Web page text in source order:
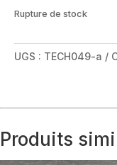
Rupture de stock
UGS : TECH049-a
Produits